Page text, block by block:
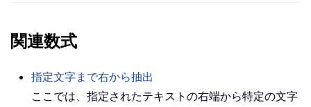
関連数式
指定文字まで右から抽出
ここでは、指定されたテキストの右端から特定の文字